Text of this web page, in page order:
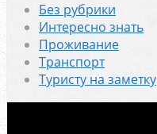
Без рубрики
Интересно знать
Проживание
Транспорт
Туристу на заметку